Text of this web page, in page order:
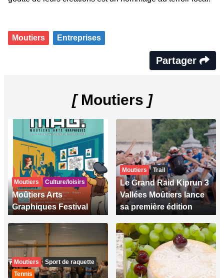
Moutiers Entreprises
Partager
[Moutiers ]
Moutiers Culture/loisirs
Moûtiers Arts
Graphiques Festival
Moutiers Trail
Le Grand Raid Kiprun 3
Vallées Moûtiers lance
sa première édition
Moutiers
Sport de raquette
Tennis